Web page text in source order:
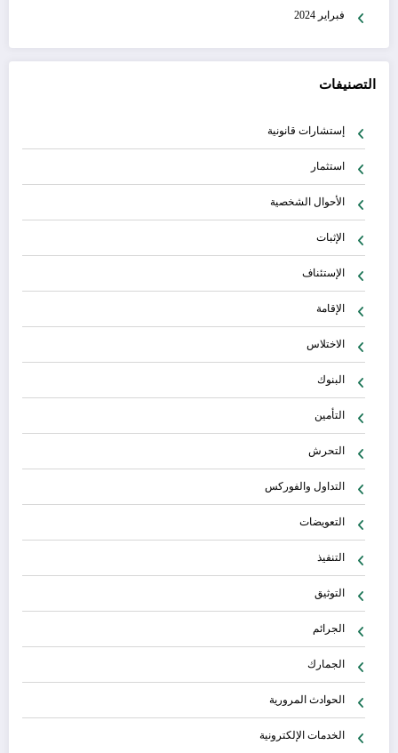
فبراير 2024
التصنيفات
إستشارات قانونية
استثمار
الأحوال الشخصية
الإثبات
الإستئناف
الإقامة
الاختلاس
البنوك
التأمين
التحرش
التداول والفوركس
التعويضات
التنفيذ
التوثيق
الجرائم
الجمارك
الحوادث المرورية
الخدمات الإلكترونية